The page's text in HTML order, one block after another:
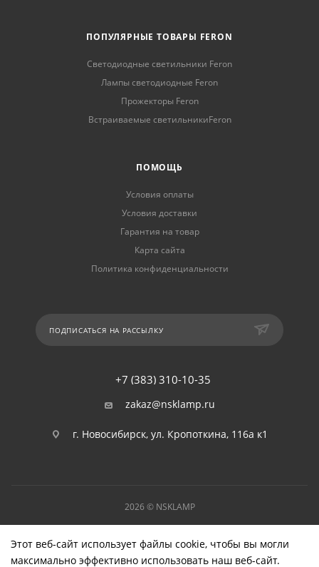
ПОПУЛЯРНЫЕ ТОВАРЫ FERON
Светодиодные светильники Feron
Лампы светодиодные Feron
Прожекторы Feron
Встраиваемые светильникиFeron
ПОМОЩЬ
Условия оплаты
Условия доставки
Гарантия на товар
Карта сайта
Политика конфиденциальности
ПОДПИСАТЬСЯ НА РАССЫЛКУ
+7 (383) 310-10-35
zakaz@nsklamp.ru
г. Новосибирск, ул. Кропоткина, 116а к1
2026 © NSKLAMP
Этот веб-сайт использует файлы cookie, чтобы вы могли
максимально эффективно использовать наш веб-сайт.